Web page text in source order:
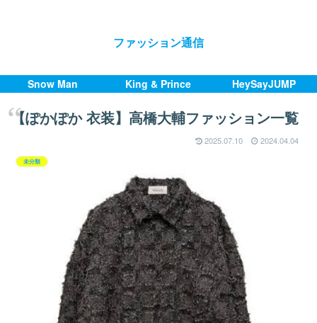
ファッション通信
Snow Man King & Prince HeySayJUMP
【ぽかぽか 衣装】高橋大輔ファッション一覧
2025.07.10 2024.04.04
未分類